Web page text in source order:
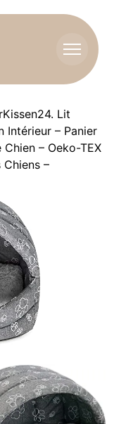
Lit
Intérieur – Panier
– Oeko-TEX
–